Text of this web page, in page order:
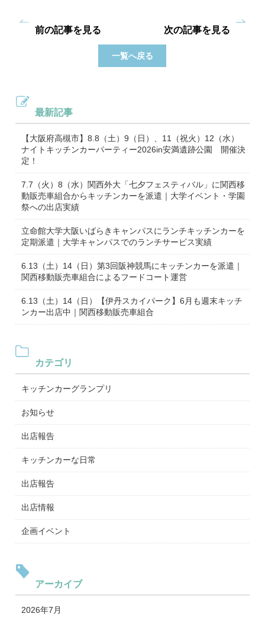
前の記事を見る
一覧へ戻る
次の記事を見る
最新記事
【大阪府高槻市】8.8（土）9（日）、11（祝火）12（水）
ナイトキッチンカーパーティー2026in安満遺跡公園 開催決
定！
7.7（火）8（水）関西外大「七夕フェスティバル」に関西移
動販売車組合からキッチンカーを派遣｜大学イベント・学園
祭への出店実績
立命館大学大阪いばらきキャンパスにランチキッチンカーを
定期派遣｜大学キャンパスでのランチサービス実績
6.13（土）14（日）第3回阪神競馬にキッチンカーを派遣｜
関西移動販売車組合によるフードコート運営
6.13（土）14（日）【伊丹スカイパーク】6月も週末キッチ
ンカー出店中｜関西移動販売車組合
カテゴリ
キッチンカーグランプリ
お知らせ
出店報告
キッチンカーな日常
出店報告
出店情報
企画イベント
アーカイブ
2026年7月